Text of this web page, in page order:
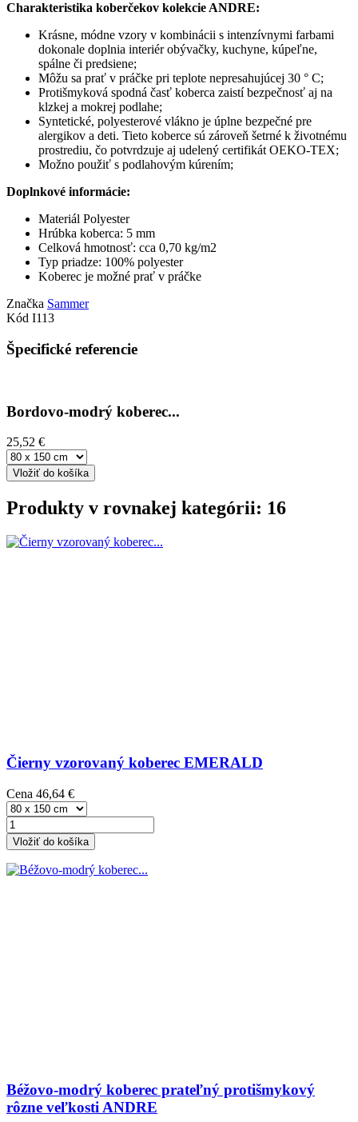
Charakteristika koberčekov kolekcie ANDRE:
Krásne, módne vzory v kombinácii s intenzívnymi farbami
dokonale doplnia interiér obývačky, kuchyne, kúpeľne,
spálne či predsiene;
Môžu sa prať v práčke pri teplote nepresahujúcej 30 ° C;
Protišmyková spodná časť koberca zaistí bezpečnosť aj na
klzkej a mokrej podlahe;
Syntetické, polyesterové vlákno je úplne bezpečné pre
alergikov a deti. Tieto koberce sú zároveň šetrné k životnému
prostrediu, čo potvrdzuje aj udelený certifikát OEKO-TEX;
Možno použiť s podlahovým kúrením;
Doplnkové informácie:
Materiál Polyester
Hrúbka koberca: 5 mm
Celková hmotnosť: cca 0,70 kg/m2
Typ priadze: 100% polyester
Koberec je možné prať v práčke
Značka Sammer
Kód I113
Špecifické referencie
Bordovo-modrý koberec...
25,52 €
Vložiť do košíka
Produkty v rovnakej kategórii: 16
Čierny vzorovaný koberec EMERALD
Cena 46,64 €
Vložiť do košíka
Béžovo-modrý koberec prateľný protišmykový
rôzne veľkosti ANDRE